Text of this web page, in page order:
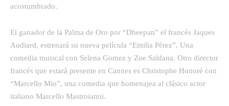
acostumbrado.
El ganador de la Palma de Oro por “Dheepan” el francés Jaques
Audiard, estrenará su nueva película “Emilia Pérez”. Una
comedia musical con Selena Gomez y Zoe Saldana. Otro director
francés que estará presente en Cannes es Christophe Honoré con
“Marcello Mio”, una comedia que homenajea al clásico actor
italiano Marcello Mastroianni.